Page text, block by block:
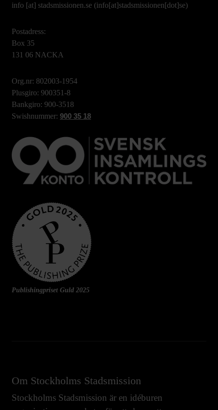
info [at] stadsmissionen.se (info[at]stadsmissionen[dot]se)
Postadress:
Box 35
131 06 NACKA
Org.nr: 802003-1954
Plusgiro: 900351-8
Bankgiro: 900-3518
Swishnummer: 900 35 18
Publishingpriset Guld 2025
Om Stockholms Stadsmission
Stockholms Stadsmission är en idéburen